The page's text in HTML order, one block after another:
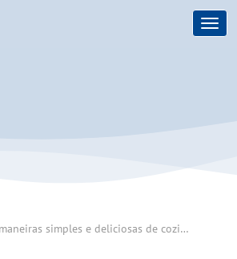
6 maneiras simples e deliciosas de cozinhar peixe